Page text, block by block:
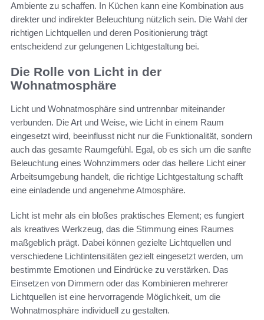
Ambiente zu schaffen. In Küchen kann eine Kombination aus
direkter und indirekter Beleuchtung nützlich sein. Die Wahl der
richtigen Lichtquellen und deren Positionierung trägt
entscheidend zur gelungenen Lichtgestaltung bei.
Die Rolle von Licht in der
Wohnatmosphäre
Licht und Wohnatmosphäre sind untrennbar miteinander
verbunden. Die Art und Weise, wie Licht in einem Raum
eingesetzt wird, beeinflusst nicht nur die Funktionalität, sondern
auch das gesamte Raumgefühl. Egal, ob es sich um die sanfte
Beleuchtung eines Wohnzimmers oder das hellere Licht einer
Arbeitsumgebung handelt, die richtige Lichtgestaltung schafft
eine einladende und angenehme Atmosphäre.
Licht ist mehr als ein bloßes praktisches Element; es fungiert
als kreatives Werkzeug, das die Stimmung eines Raumes
maßgeblich prägt. Dabei können gezielte Lichtquellen und
verschiedene Lichtintensitäten gezielt eingesetzt werden, um
bestimmte Emotionen und Eindrücke zu verstärken. Das
Einsetzen von Dimmern oder das Kombinieren mehrerer
Lichtquellen ist eine hervorragende Möglichkeit, um die
Wohnatmosphäre individuell zu gestalten.